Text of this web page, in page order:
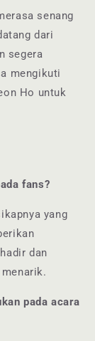
senang
dari
segera
mengikuti
Ho untuk
fans?
yang
dan
pada acara